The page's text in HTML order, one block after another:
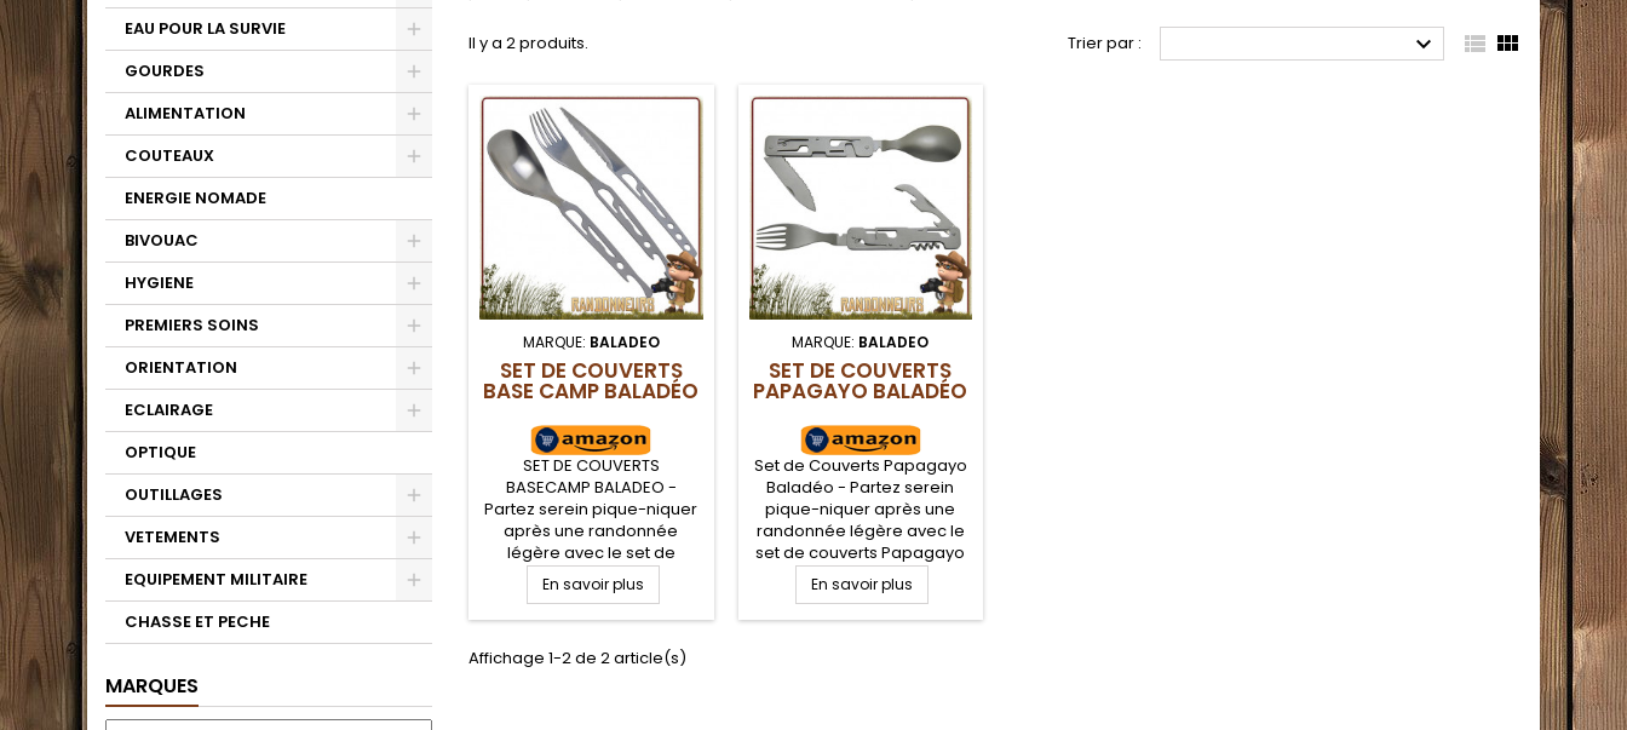
EAU POUR LA SURVIE
GOURDES
ALIMENTATION
COUTEAUX
ENERGIE NOMADE
BIVOUAC
HYGIENE
PREMIERS SOINS
ORIENTATION
ECLAIRAGE
OPTIQUE
OUTILLAGES
VETEMENTS
EQUIPEMENT MILITAIRE
CHASSE ET PECHE
MARQUES
Il y a 2 produits. Trier par :   
MARQUE: BALADEO
SET DE COUVERTS
BASE CAMP BALADÉO
SET DE COUVERTS
BASECAMP BALADEO -
Partez serein pique-niquer
après une randonnée
légère avec le set de
couverts BaseCamp
Baladeo. Ensemble de trois
couverts de camping tout
housse néoprène et
En savoir plus
MARQUE: BALADEO
SET DE COUVERTS
PAPAGAYO BALADÉO
Set de Couverts Papagayo
Baladéo - Partez serein
pique-niquer après une
randonnée légère avec le
set de couverts Papagayo
Baladeo. Ensemble de trois
couverts de camping tout
en acier inoxydable avec
En savoir plus
Affichage 1-2 de 2 article(s)